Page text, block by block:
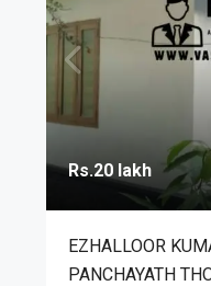
Rs.20 lakh
EZHALLOOR
PANCHAYATH